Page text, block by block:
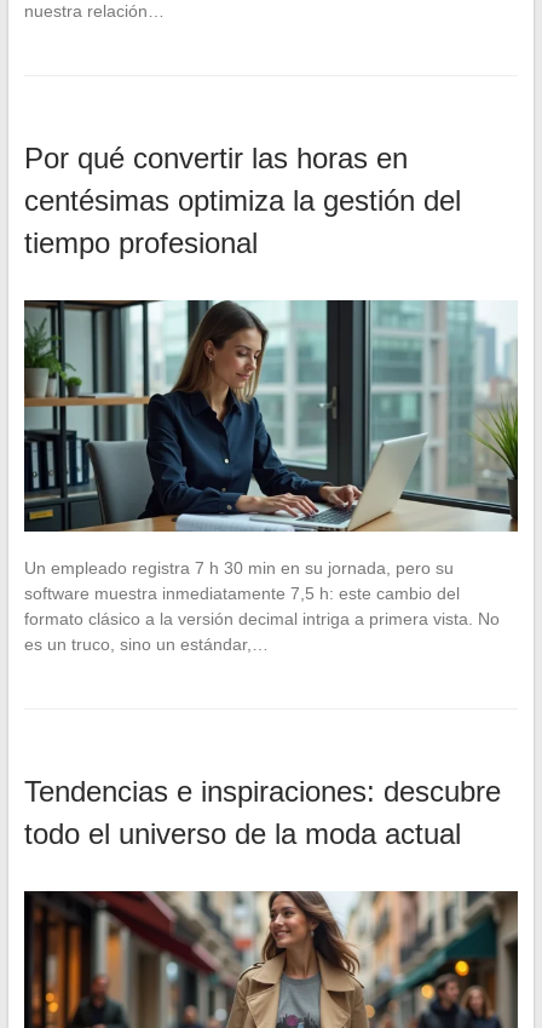
nuestra relación…
Por qué convertir las horas en
centésimas optimiza la gestión del
tiempo profesional
Un empleado registra 7 h 30 min en su jornada, pero su
software muestra inmediatamente 7,5 h: este cambio del
formato clásico a la versión decimal intriga a primera vista. No
es un truco, sino un estándar,…
Tendencias e inspiraciones: descubre
todo el universo de la moda actual